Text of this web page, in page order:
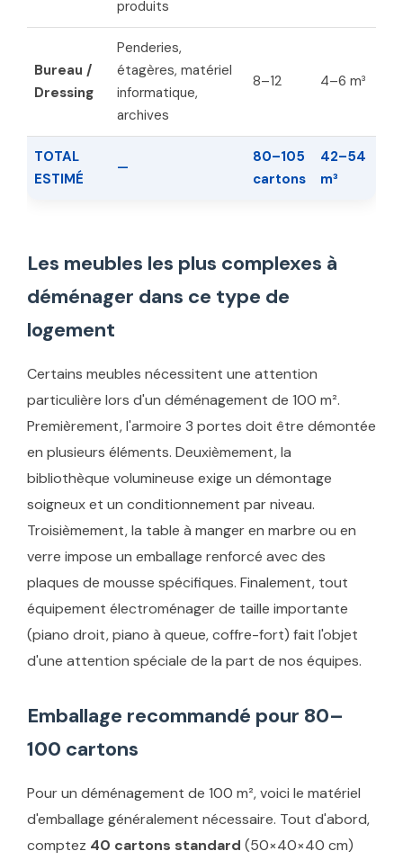
produits
Bureau /
Dressing
Penderies,
étagères, matériel
informatique,
archives
8–12 4–6 m³
TOTAL
ESTIMÉ
—
80–105
cartons
42–54
m³
Les meubles les plus complexes à
déménager dans ce type de
logement
Certains meubles nécessitent une attention
particulière lors d'un déménagement de 100 m².
Premièrement, l'armoire 3 portes doit être démontée
en plusieurs éléments. Deuxièmement, la
bibliothèque volumineuse exige un démontage
soigneux et un conditionnement par niveau.
Troisièmement, la table à manger en marbre ou en
verre impose un emballage renforcé avec des
plaques de mousse spécifiques. Finalement, tout
équipement électroménager de taille importante
(piano droit, piano à queue, coffre-fort) fait l'objet
d'une attention spéciale de la part de nos équipes.
Emballage recommandé pour 80–
100 cartons
Pour un déménagement de 100 m², voici le matériel
d'emballage généralement nécessaire. Tout d'abord,
comptez 40 cartons standard (50×40×40 cm)